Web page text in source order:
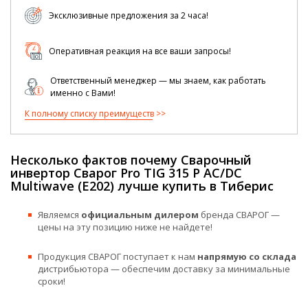
Эксклюзивные предложения за 2 часа!
Оперативная реакция на все ваши запросы!
Ответственный менеджер — мы знаем, как работать
именно с Вами!
К полному списку преимуществ
Несколько фактов почему Сварочный
инвертор Сварог Pro TIG 315 P AC/DC
Multiwave (E202) лучше купить в Тиберис
Являемся официальным дилером бренда СВАРОГ —
цены на эту позицию ниже не найдете!
Продукция СВАРОГ поступает к нам напрямую со склада
дистрибьютора — обеспечим доставку за минимальные
сроки!